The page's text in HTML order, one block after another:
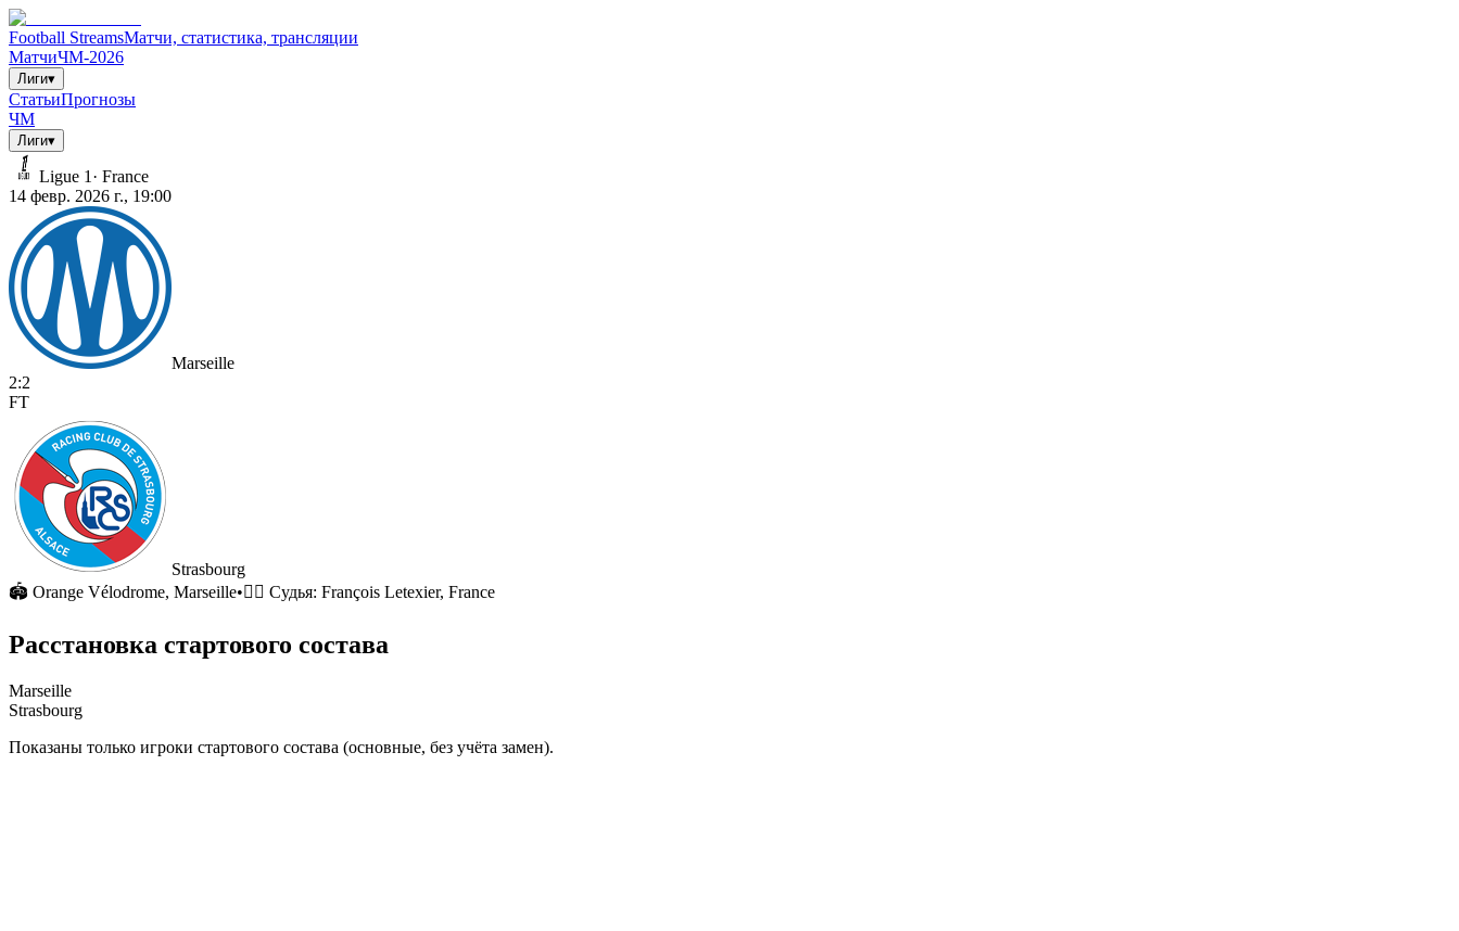
Football StreamsМатчи, статистика, трансляции
МатчиЧМ-2026
Лиги▾
СтатьиПрогнозы
ЧМ
Лиги▾
Ligue 1 · France
14 февр. 2026 г., 19:00
Marseille
2:2
FT
Strasbourg
🏟 Orange Vélodrome, Marseille•🧑‍⚖️ Судья: François Letexier, France
Расстановка стартового состава
Marseille
Strasbourg
Показаны только игроки стартового состава (основные, без учёта замен).